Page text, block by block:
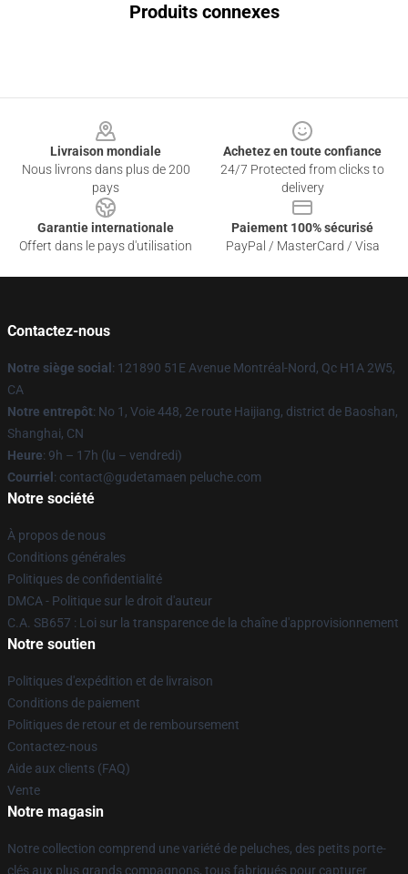
Produits connexes
Livraison mondiale
Nous livrons dans plus de 200
pays
Achetez en toute confiance
24/7 Protected from clicks to
delivery
Garantie internationale
Offert dans le pays d'utilisation
Paiement 100% sécurisé
PayPal / MasterCard / Visa
Contactez-nous
Notre siège social : 121890 51E Avenue Montréal-Nord, Qc H1A 2W5,
CA
Notre entrepôt: No 1, Voie 448, 2e route Haijiang, district de Baoshan,
Shanghai, CN
Heure: 9h – 17h (lu – vendredi)
Courriel : contact@gudetamaen peluche.com
Notre société
À propos de nous
Conditions générales
Politiques de confidentialité
DMCA - Politique sur le droit d'auteur
C.A. SB657 : Loi sur la transparence de la chaîne d'approvisionnement
Notre soutien
Politiques d'expédition et de livraison
Conditions de paiement
Politiques de retour et de remboursement
Contactez-nous
Aide aux clients (FAQ)
Vente
Notre magasin
Notre collection comprend une variété de peluches, des petits porte-
clés aux plus grands compagnons, tous fabriqués pour capturer